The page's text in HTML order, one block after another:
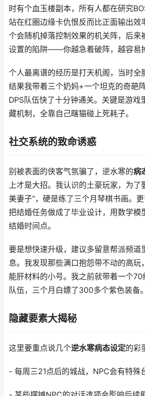
时有个血玉楼副本，所有人都在研究
站在红圈边缘卡仇恨反而比正面输出效
个会随机掉落控制效果的机关阵，后来
设置的陷阱——你越急着破阵，越容易
个人最离谱的经历是打天机阁，当时全
结果我带着三个奶妈+一个坦克的奇葩
DPS队伍快了十分钟通关。关键是游戏
藏机制，全靠自己瞎猫碰上死耗子。
社交系统的致命诱惑
别被表面的侠客气氛骗了，逆水寒的病
上才是大招。我认识的土豪玩家，为了
美妻子"，硬是练了三个月琴棋书画。
把结婚任务做成了毕业设计，用数学模
结婚时间点。
要是想快速升级，建议多留意帮派频道
息。我发现那些满口抱怨带不动的高玩
能肝材料的小号。我之前就带着一个
队伍，三个月白嫖了300多个紫色装备。
隐藏要素大揭秘
这里要重点说几个逆水寒病态设定的彩
- 每周三21点后的城战，NPC会有特殊